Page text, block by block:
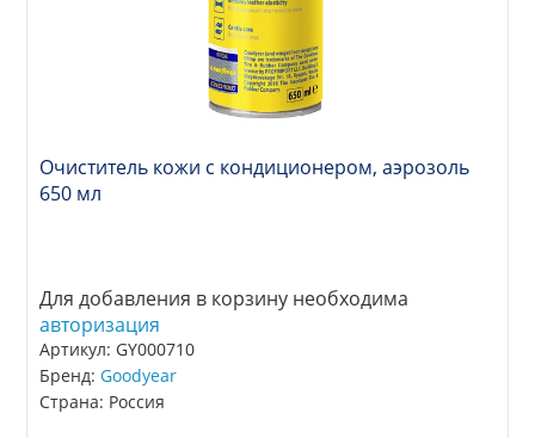
Очиститель кожи с кондиционером, аэрозоль
650 мл
Для добавления в корзину необходима
авторизация
Артикул: GY000710
Бренд:Goodyear
Страна: Россия